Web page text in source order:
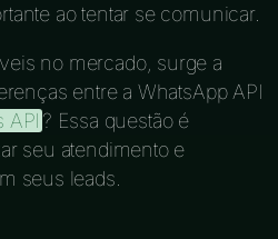
ao tentar se comunicar.
no mercado, surge a
entre a WhatsApp API
API ? Essa questão é
seu atendimento e
seus leads.